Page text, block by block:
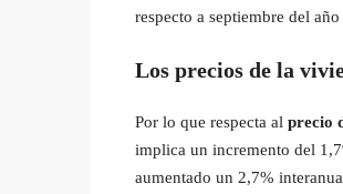
respecto a septiembre del año
Los precios de la
Por lo que respecta al precio
implica un incremento del
aumentado un 2,7%